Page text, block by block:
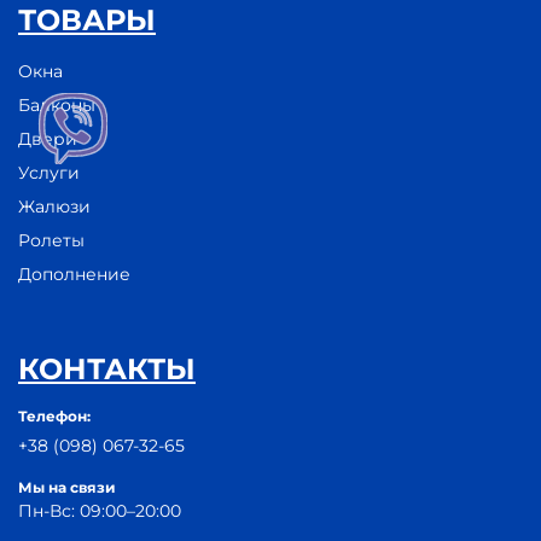
ТОВАРЫ
Окна
Балконы
Двери
Услуги
Жалюзи
Ролеты
Дополнение
КОНТАКТЫ
Телефон:
+38 (098) 067-32-65
Мы на связи
Пн-Вс: 09:00–20:00